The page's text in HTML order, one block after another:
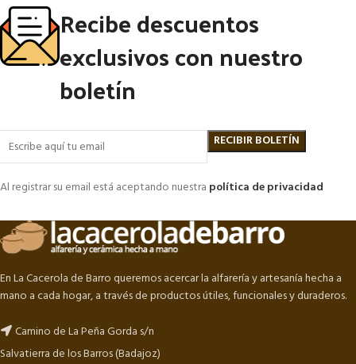
Recibe descuentos
exclusivos con nuestro
boletín
Al registrar su email está aceptando nuestra política de privacidad
En La Cacerola de Barro queremos acercar la alfarería y artesanía hecha a
mano a cada hogar, a través de productos útiles, funcionales y duraderos.
Camino de La Peña Gorda s/n
Salvatierra de los Barros (Badajoz)